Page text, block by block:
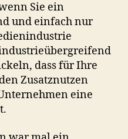
Sie ein
und einfach nur
dass für Ihre
Zusatznutzen
eine